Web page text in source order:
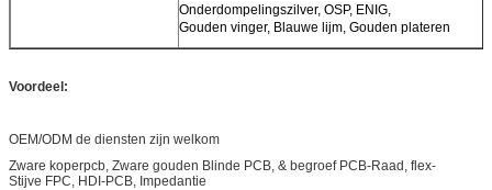
Onderdompelingszilver, OSP, ENIG,
Gouden vinger, Blauwe lijm, Gouden plateren
Voordeel:
OEM/ODM de diensten zijn welkom
Zware koperpcb, Zware gouden Blinde PCB, & begroef PCB-Raad, flex-
Stijve FPC, HDI-PCB, Impedantie